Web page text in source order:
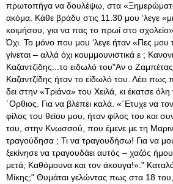
πρωτοπήγα να δουλέψω, στα
ακόμα. Κάθε βράδυ στις 11.30 μου ‘λεγε
κοιμήσου, για να πας το πρωί στο
Όχι. Το μόνο που μου ‘λεγε ήταν «Πες μου
γίνεται – αλλά όχι κουμμουνιστικά ε ;
Καζαντζίδης...το ειδωλό του"Αν ο
Καζαντζίδης ήταν το είδωλό του. Λέει
δει στην «Τριάνα» του Χειλά, κι έκατσε όλη
΄Ορθιος. Για να βλέπει καλά. «΄Ετυχε να
φίλος του θείου μου, ήταν φίλος του και
του, στην Κνωσσού, που έμενε με τη
τραγούδησα ; Τι να τραγουδήσω! Για να
ξεκίνησε να τραγουδάει αυτός – χαζός
μετά; Καθόμουνα και τον άκουγα!»."
Μίκης;" Θυμάται γελώντας πως στα 18